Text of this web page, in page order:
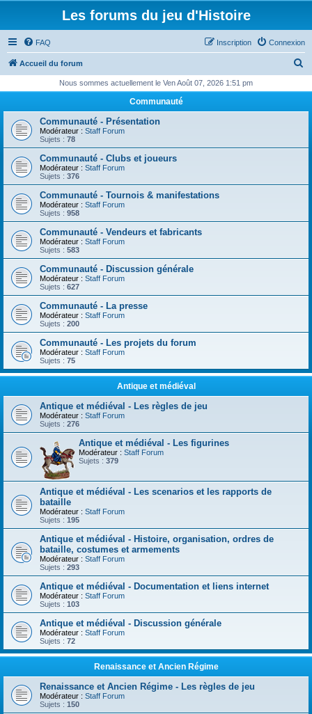
Les forums du jeu d'Histoire
FAQ Connexion
Inscription
Accueil du forum
h
r
Nous sommes actuellement le Ven Août 07, 2026 1:51 pm
Communauté
Communauté - Présentation
Modérateur : Staff Forum
Sujets : 78
Communauté - Clubs et joueurs
Modérateur : Staff Forum
Sujets : 376
Communauté - Tournois & manifestations
Modérateur : Staff Forum
Sujets : 958
Communauté - Vendeurs et fabricants
Modérateur : Staff Forum
Sujets : 583
Communauté - Discussion générale
Modérateur : Staff Forum
Sujets : 627
Communauté - La presse
Modérateur : Staff Forum
Sujets : 200
Communauté - Les projets du forum
Modérateur : Staff Forum
Sujets : 75
Antique et médiéval
Antique et médiéval - Les règles de jeu
Modérateur : Staff Forum
Sujets : 276
Antique et médiéval - Les figurines
Modérateur : Staff Forum
Sujets : 379
Antique et médiéval - Les scenarios et les rapports de
bataille
Modérateur : Staff Forum
Sujets : 195
Antique et médiéval - Histoire, organisation, ordres de
bataille, costumes et armements
Modérateur : Staff Forum
Sujets : 293
Antique et médiéval - Documentation et liens internet
Modérateur : Staff Forum
Sujets : 103
Antique et médiéval - Discussion générale
Modérateur : Staff Forum
Sujets : 72
Renaissance et Ancien Régime
Renaissance et Ancien Régime - Les règles de jeu
Modérateur : Staff Forum
Sujets : 150